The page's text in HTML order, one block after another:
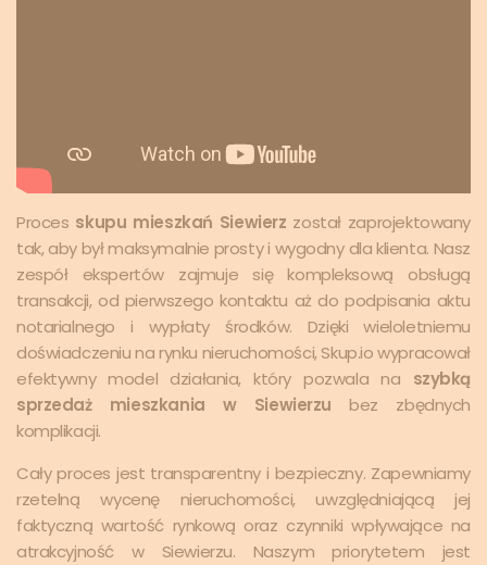
Proces skupu mieszkań Siewierz został zaprojektowany
tak, aby był maksymalnie prosty i wygodny dla klienta. Nasz
zespół ekspertów zajmuje się kompleksową obsługą
transakcji, od pierwszego kontaktu aż do podpisania aktu
notarialnego i wypłaty środków. Dzięki wieloletniemu
doświadczeniu na rynku nieruchomości, Skup.io wypracował
efektywny model działania, który pozwala na szybką
sprzedaż mieszkania w Siewierzu bez zbędnych
komplikacji.
Cały proces jest transparentny i bezpieczny. Zapewniamy
rzetelną wycenę nieruchomości, uwzględniającą jej
faktyczną wartość rynkową oraz czynniki wpływające na
atrakcyjność w Siewierzu. Naszym priorytetem jest